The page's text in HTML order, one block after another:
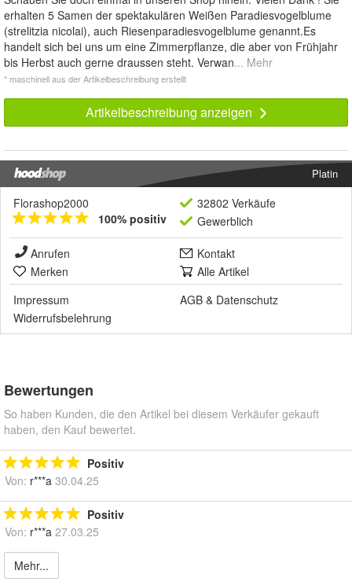
erhalten 5 Samen der spektakulären Weißen Paradiesvogelblume
(strelitzia nicolai), auch Riesenparadiesvogelblume genannt.Es
handelt sich bei uns um eine Zimmerpflanze, die aber von Frühjahr
bis Herbst auch gerne draussen steht. Verwan... Mehr
* maschinell aus der Artikelbeschreibung erstellt
Artikelbeschreibung anzeigen
Platin
Florashop2000
100% positiv
32802 Verkäufe
Gewerblich
Anrufen
Kontakt
Merken
Alle Artikel
Impressum
AGB & Datenschutz
Widerrufsbelehrung
Bewertungen
So haben Kunden, die den Artikel bei diesem Verkäufer gekauft
haben, den Kauf bewertet.
Positiv
Von: r***a 30.04.25
Positiv
Von: r***a 27.03.25
Mehr...